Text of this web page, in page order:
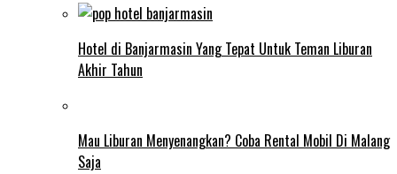
Hotel di Banjarmasin Yang Tepat Untuk Teman Liburan
Akhir Tahun
Mau Liburan Menyenangkan? Coba Rental Mobil Di Malang
Saja